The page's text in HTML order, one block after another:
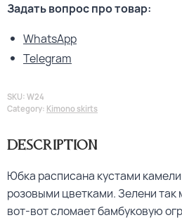
Задать вопрос про товар:
WhatsApp
Telegram
SKU: W24
Category: Kimono skirts
Description
Юбка расписана кустами
розовыми цветками. Зелени так
вот-вот сломает бамбуковую